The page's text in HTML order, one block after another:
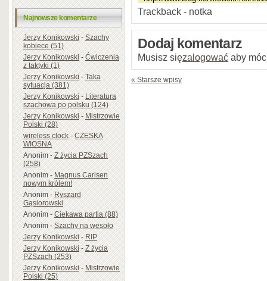
Najnowsze komentarze
Jerzy Konikowski-Szachy
kobiece (51)
Jerzy Konikowski-Ćwiczenia
z taktyki (1)
Jerzy Konikowski-Taka
sytuacja (381)
Jerzy Konikowski-Literatura
szachowa po polsku (124)
Jerzy Konikowski-Mistrzowie
Polski (28)
wireless clock-CZESKA
WIOSNA
Anonim-Z życia PZSzach
(258)
Anonim-Magnus Carlsen
nowym królem!
Anonim-Ryszard
Gąsiorowski
Anonim-Ciekawa partia (88)
Anonim-Szachy na wesoło
Jerzy Konikowski-RIP
Jerzy Konikowski-Z życia
PZSzach (253)
Jerzy Konikowski-Mistrzowie
Polski (25)
Trackback - notka
Dodaj komentarz
Musisz sięzalogować aby
« Starsze wpisy